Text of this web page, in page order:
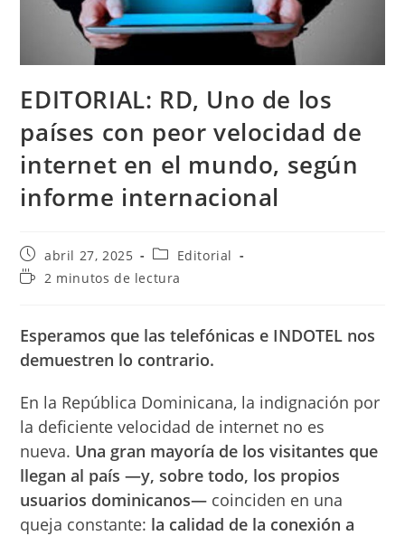
EDITORIAL: RD, Uno de los
países con peor velocidad de
internet en el mundo, según
informe internacional
Publicación
de
la
abril 27, 2025
Categoría
de
la
Editorial
Tiempo2 minutos de lectura
Esperamos que las telefónicas e INDOTEL nos
demuestren lo contrario.
En la República Dominicana, la indignación por
la deficiente velocidad de internet no es
nueva. Una gran mayoría de los visitantes que
llegan al país —y, sobre todo, los propios
usuarios dominicanos— coinciden en una
queja constante: la calidad de la conexión a